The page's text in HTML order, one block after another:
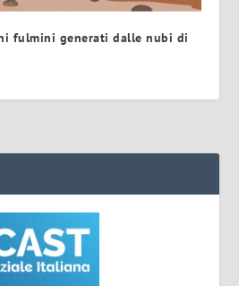
fulmini generati dalle nubi di